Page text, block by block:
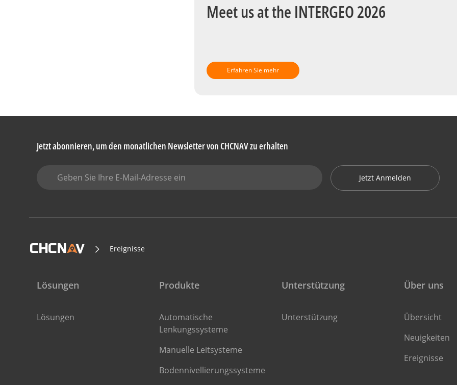
Meet us at the INTERGEO 2026
Erfahren Sie mehr
Jetzt abonnieren, um den monatlichen Newsletter von CHCNAV zu erhalten
Jetzt Anmelden
Ereignisse
Lösungen
Lösungen
Produkte
Automatische
Lenkungssysteme
Manuelle Leitsysteme
Bodennivellierungssysteme
Unterstützung
Unterstützung
Über uns
Übersicht
Neuigkeiten
Ereignisse